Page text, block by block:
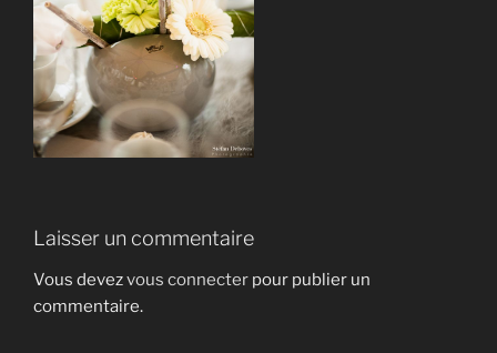
Laisser un commentaire
Vous devezvous connecter pour publier un
commentaire.